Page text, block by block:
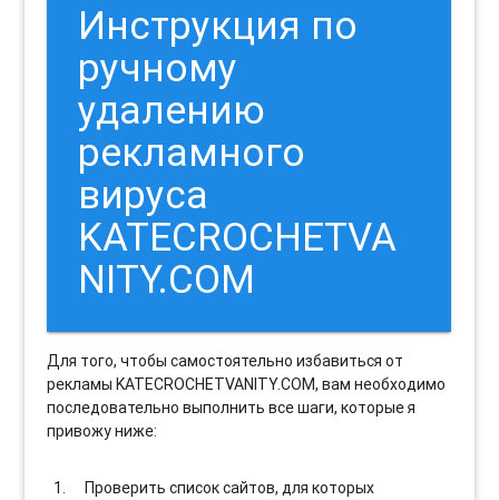
Инструкция по
ручному
удалению
рекламного
вируса
KATECROCHETVA
NITY.COM
Для того, чтобы самостоятельно избавиться от
рекламы KATECROCHETVANITY.COM, вам необходимо
последовательно выполнить все шаги, которые я
привожу ниже:
Проверить список сайтов, для которых